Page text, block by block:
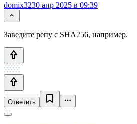
domix3230 апр 2025 в 09:39
Заведите репу с SHA256, например.
Ответить